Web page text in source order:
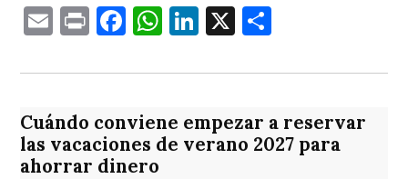
EmailPrintFacebook
WhatsApp
LinkedIn
X
Cuándo conviene empezar a reservar
las vacaciones de verano 2027 para
ahorrar dinero